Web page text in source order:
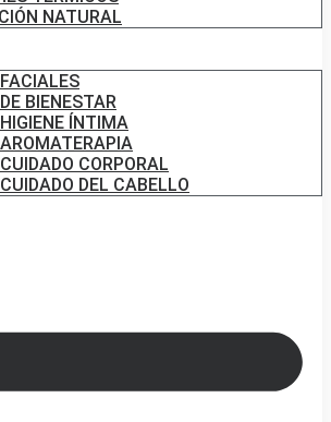
NATURAL
BIENESTAR
ÍNTIMA
CORPORAL
DEL CABELLO